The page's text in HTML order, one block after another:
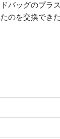
バッグのプラ
のを交換できた